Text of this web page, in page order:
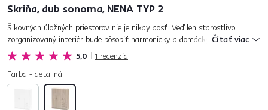
Skriňa, dub sonoma, NENA TYP 2
5,0 1 recenzia
Šikovných úložných priestorov nie je nikdy dosť. Veď len starostlivo
zorganizovaný interiér bude pôsobiť harmonicky a domácky. Skriňa NENA
typ 2 má jednoduché línie, množstvo praktických funkcií a...
Čítať viac
Farba - detailná